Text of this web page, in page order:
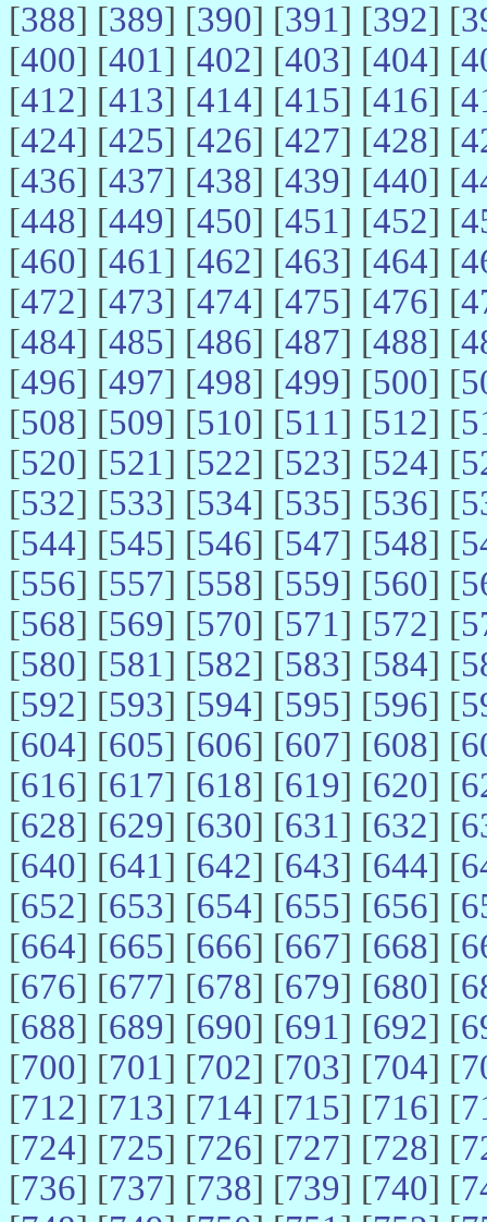
[388] [389] [390] [391] [392] [
[400] [401] [402] [403] [404] [
[412] [413] [414] [415] [416] [
[424] [425] [426] [427] [428] [
[436] [437] [438] [439] [440] [
[448] [449] [450] [451] [452] [
[460] [461] [462] [463] [464] [
[472] [473] [474] [475] [476] [
[484] [485] [486] [487] [488] [
[496] [497] [498] [499] [500] [
[508] [509] [510] [511] [512] [
[520] [521] [522] [523] [524] [
[532] [533] [534] [535] [536] [
[544] [545] [546] [547] [548] [
[556] [557] [558] [559] [560] [
[568] [569] [570] [571] [572] [
[580] [581] [582] [583] [584] [
[592] [593] [594] [595] [596] [
[604] [605] [606] [607] [608] [
[616] [617] [618] [619] [620] [
[628] [629] [630] [631] [632] [
[640] [641] [642] [643] [644] [
[652] [653] [654] [655] [656] [
[664] [665] [666] [667] [668] [
[676] [677] [678] [679] [680] [
[688] [689] [690] [691] [692] [
[700] [701] [702] [703] [704] [
[712] [713] [714] [715] [716] [
[724] [725] [726] [727] [728] [
[736] [737] [738] [739] [740] [